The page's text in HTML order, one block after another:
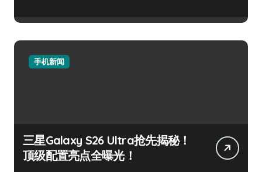
手机新闻
三星Galaxy S26 Ultra抢先揭秘！
顶级配置亮点全曝光！